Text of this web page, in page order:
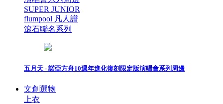
SUPER JUNIOR
flumpool 凡人譜
滾石聯名系列
五月天 - 諾亞方舟10週年進化復刻限定版演唱會系列周邊
文創選物
上衣